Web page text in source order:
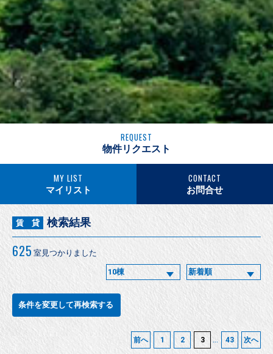
REQUEST
物件リクエスト
MY LIST
マイリスト
CONTACT
お問合せ
賃 貸 検索結果
625 室見つかりました
条件を変更して再検索する
前へ 1 2 3 ... 43 次へ